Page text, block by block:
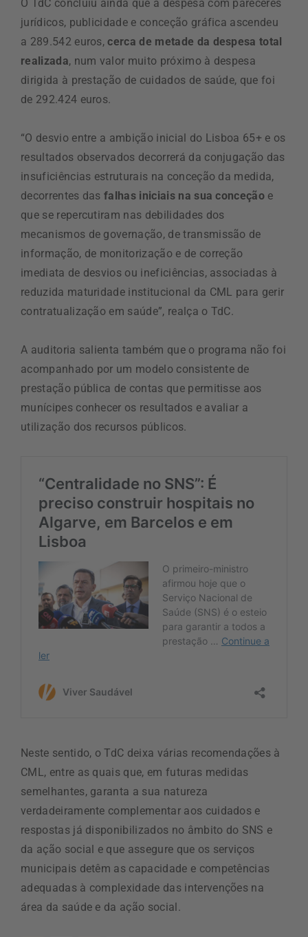
O TdC concluiu ainda que a despesa com pareceres
jurídicos, publicidade e conceção gráfica ascendeu
a 289.542 euros,cerca de metade da despesa total
realizada, num valor muito próximo à despesa
dirigida à prestação de cuidados de saúde, que foi
de 292.424 euros.
“O desvio entre a ambição inicial do Lisboa 65+ e os
resultados observados decorrerá da conjugação das
insuficiências estruturais na conceção da medida,
decorrentes dasfalhas iniciais na sua conceção e
que se repercutiram nas debilidades dos
mecanismos de governação, de transmissão de
informação, de monitorização e de correção
imediata de desvios ou ineficiências, associadas à
reduzida maturidade institucional da CML para gerir
contratualização em saúde”, realça o TdC.
A auditoria salienta também que o programa não foi
acompanhado por um modelo consistente de
prestação pública de contas que permitisse aos
munícipes conhecer os resultados e avaliar a
utilização dos recursos públicos.
Neste sentido, o TdC deixa várias recomendações à
CML, entre as quais que, em futuras medidas
semelhantes, garanta a sua natureza
verdadeiramente complementar aos cuidados e
respostas já disponibilizados no âmbito do SNS e
da ação social e que assegure que os serviços
municipais detêm as capacidade e competências
adequadas à complexidade das intervenções na
área da saúde e da ação social.